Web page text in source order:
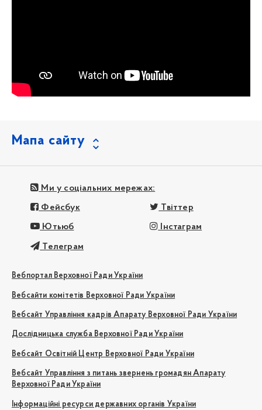
Мапа сайту
Ми у соціальних мережах:
Фейсбук Твіттер
Ютьюб Інстаграм
Телеграм
Вебпортал Верховної Ради України
Вебсайти комітетів Верховної Ради України
Вебсайт Управління кадрів Апарату Верховної Ради України
Дослідницька служба Верховної Ради України
Вебсайт Освітній Центр Верховної Ради України
Вебсайт Управління з питань звернень громадян Апарату
Верховної Ради України
Інформаційні ресурси державних органів України